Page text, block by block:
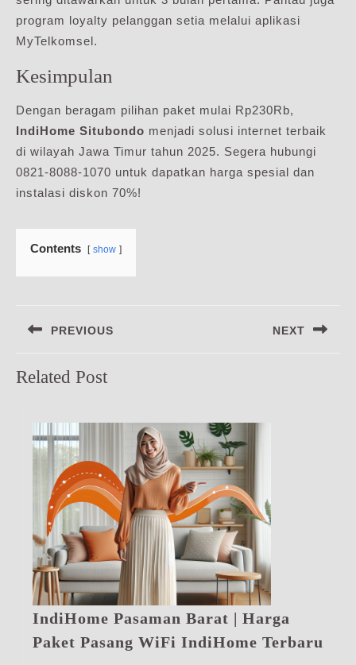
program loyalty pelanggan setia melalui aplikasi
MyTelkomsel.
Kesimpulan
Dengan beragam pilihan paket mulai Rp230Rb,
IndiHome Situbondo menjadi solusi internet terbaik
di wilayah Jawa Timur tahun 2025. Segera hubungi
0821-8088-1070 untuk dapatkan harga spesial dan
instalasi diskon 70%!
Contents show
pos
PREVIOUS
post:
NEXT
Related Post
IndiHome Pasaman Barat | Harga
Paket Pasang WiFi IndiHome Terbaru